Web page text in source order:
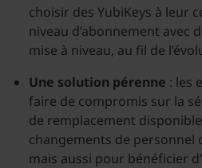
choisir des YubiKeys à leur
niveau d’abonnement avec
mise à niveau, au fil de
Une solution pérenne : les
faire de compromis sur la
de remplacement
changements de personnel
mais aussi pour bénéficier